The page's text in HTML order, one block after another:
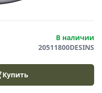
В наличии
20511800DESINS
Купить